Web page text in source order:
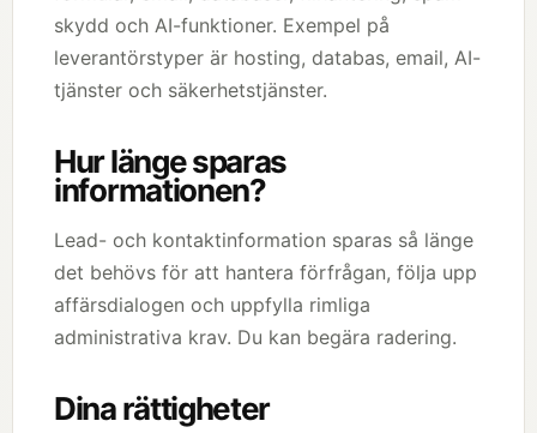
skydd och AI-funktioner. Exempel på
leverantörstyper är hosting, databas, email, AI-
tjänster och säkerhetstjänster.
Hur länge sparas
informationen?
Lead- och kontaktinformation sparas så länge
det behövs för att hantera förfrågan, följa upp
affärsdialogen och uppfylla rimliga
administrativa krav. Du kan begära radering.
Dina rättigheter